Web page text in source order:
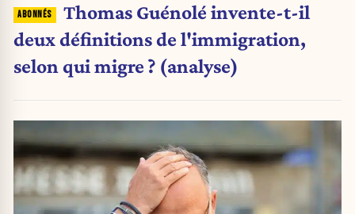
Thomas Guénolé invente-t-il
deux définitions de l'immigration,
selon qui migre ? (analyse)